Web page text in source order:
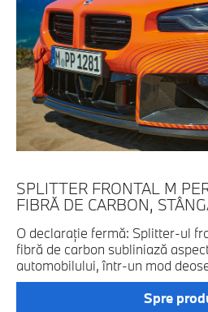
SPLITTER FRONTAL M
FIBRĂ DE CARBON,
O declaraţie fermă: Splitter-ul
fibră de carbon subliniază
automobilului, într-un mod
Spre